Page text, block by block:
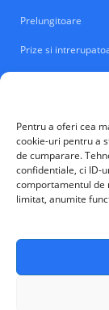
Pentru a oferi cea
cookie-uri pentru a
de cumparare.
confidentiale, ci ID-
comportamentul de
limitat, anumite
Prelungitoare
Prize si